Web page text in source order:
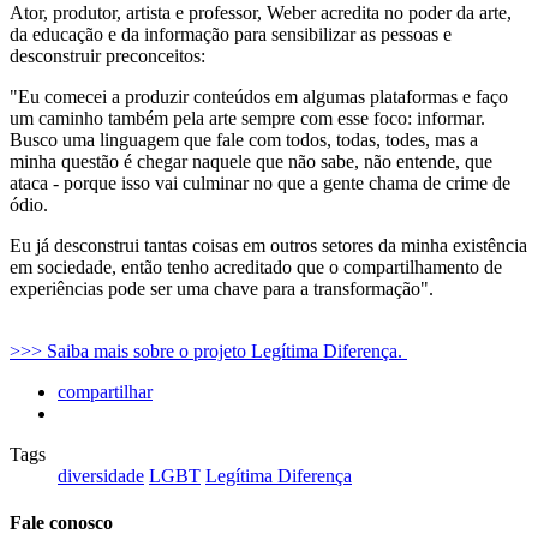
Ator, produtor, artista e professor, Weber acredita no poder da arte,
da educação e da informação para sensibilizar as pessoas e
desconstruir preconceitos:
"Eu comecei a produzir conteúdos em algumas plataformas e faço
um caminho também pela arte sempre com esse foco: informar.
Busco uma linguagem que fale com todos, todas, todes, mas a
minha questão é chegar naquele que não sabe, não entende, que
ataca - porque isso vai culminar no que a gente chama de crime de
ódio.
Eu já desconstrui tantas coisas em outros setores da minha existência
em sociedade, então tenho acreditado que o compartilhamento de
experiências pode ser uma chave para a transformação".
>>> Saiba mais sobre o projeto Legítima Diferença.
compartilhar
Tags
diversidade LGBT Legítima Diferença
Fale conosco